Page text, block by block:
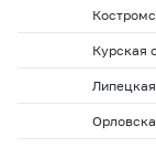
Курская